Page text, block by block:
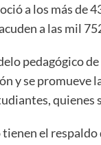
a los más de
a las mil
pedagógico
y se
quienes
tienen el